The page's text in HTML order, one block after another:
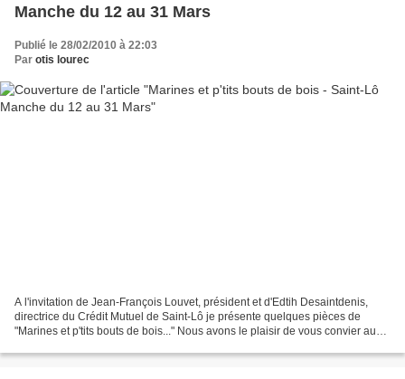
Manche du 12 au 31 Mars
Publié le 28/02/2010 à 22:03
Par otis lourec
A l'invitation de Jean-François Louvet, président et d'Edtih Desaintdenis,
directrice du Crédit Mutuel de Saint-Lô je présente quelques pièces de
"Marines et p'tits bouts de bois..." Nous avons le plaisir de vous convier au